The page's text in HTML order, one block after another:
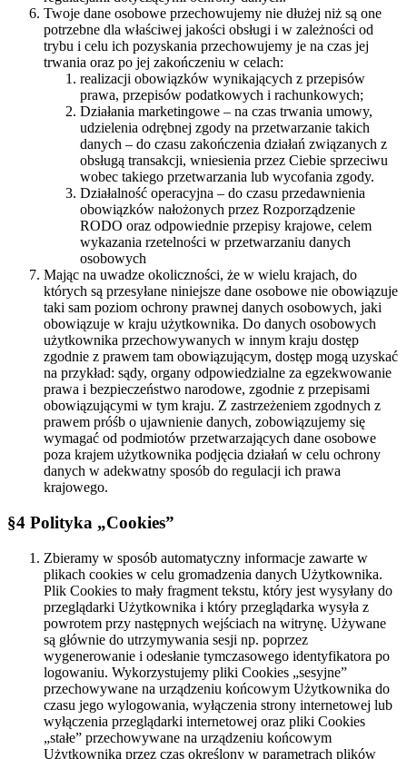
Twoje dane osobowe przechowujemy nie dłużej niż są one
potrzebne dla właściwej jakości obsługi i w zależności od
trybu i celu ich pozyskania przechowujemy je na czas jej
trwania oraz po jej zakończeniu w celach:
realizacji obowiązków wynikających z przepisów
prawa, przepisów podatkowych i rachunkowych;
Działania marketingowe – na czas trwania umowy,
udzielenia odrębnej zgody na przetwarzanie takich
danych – do czasu zakończenia działań związanych z
obsługą transakcji, wniesienia przez Ciebie sprzeciwu
wobec takiego przetwarzania lub wycofania zgody.
Działalność operacyjna – do czasu przedawnienia
obowiązków nałożonych przez Rozporządzenie
RODO oraz odpowiednie przepisy krajowe, celem
wykazania rzetelności w przetwarzaniu danych
osobowych
Mając na uwadze okoliczności, że w wielu krajach, do
których są przesyłane niniejsze dane osobowe nie obowiązuje
taki sam poziom ochrony prawnej danych osobowych, jaki
obowiązuje w kraju użytkownika. Do danych osobowych
użytkownika przechowywanych w innym kraju dostęp
zgodnie z prawem tam obowiązującym, dostęp mogą uzyskać
na przykład: sądy, organy odpowiedzialne za egzekwowanie
prawa i bezpieczeństwo narodowe, zgodnie z przepisami
obowiązującymi w tym kraju. Z zastrzeżeniem zgodnych z
prawem próśb o ujawnienie danych, zobowiązujemy się
wymagać od podmiotów przetwarzających dane osobowe
poza krajem użytkownika podjęcia działań w celu ochrony
danych w adekwatny sposób do regulacji ich prawa
krajowego.
§4 Polityka „Cookies”
Zbieramy w sposób automatyczny informacje zawarte w
plikach cookies w celu gromadzenia danych Użytkownika.
Plik Cookies to mały fragment tekstu, który jest wysyłany do
przeglądarki Użytkownika i który przeglądarka wysyła z
powrotem przy następnych wejściach na witrynę. Używane
są głównie do utrzymywania sesji np. poprzez
wygenerowanie i odesłanie tymczasowego identyfikatora po
logowaniu. Wykorzystujemy pliki Cookies „sesyjne”
przechowywane na urządzeniu końcowym Użytkownika do
czasu jego wylogowania, wyłączenia strony internetowej lub
wyłączenia przeglądarki internetowej oraz pliki Cookies
„stałe” przechowywane na urządzeniu końcowym
Użytkownika przez czas określony w parametrach plików